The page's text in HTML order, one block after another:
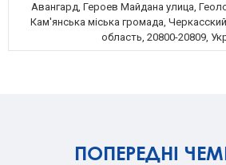
Авангард, Героев Майдана улица,
Кам'янська міська громада,
область, 20800-20809,
ПОПЕРЕДНІ